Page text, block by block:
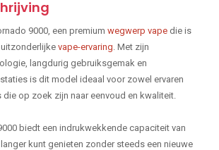
9000, een premium wegwerp vape die is
vape-ervaring . Met zijn
langdurig gebruiksgemak en
is dit model ideaal voor zowel ervaren
op zoek zijn naar eenvoud en kwaliteit.
biedt een indrukwekkende capaciteit van
kunt genieten zonder steeds een nieuwe